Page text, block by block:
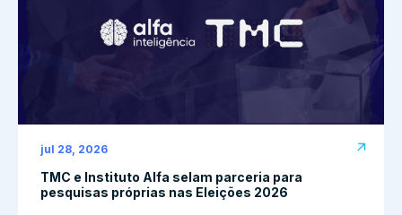
jul 28, 2026
TMC e Instituto Alfa selam parceria para
pesquisas próprias nas Eleições 2026